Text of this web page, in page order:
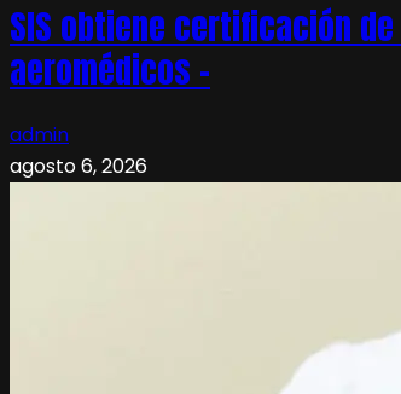
SIS obtiene certificación
aeromédicos –
admin
agosto 6, 2026